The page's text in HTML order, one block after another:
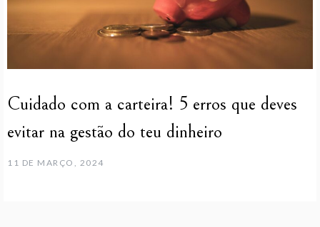
Cuidado com a carteira! 5 erros que deves
evitar na gestão do teu dinheiro
11 DE MARÇO, 2024